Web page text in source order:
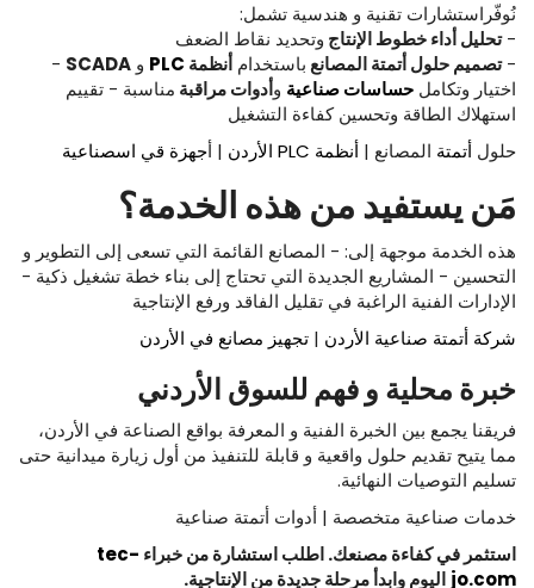
نُوفّراستشارات تقنية و هندسية تشمل:
-تحليلأداءخطوطالإنتاج وتحديد نقاط الضعف
-تصميمحلولأتمتةالمصانعباستخدام أنظمة PLC و SCADA
-
اختيار وتكامل حساساتصناعية وأدواتمراقبة مناسبة - تقييم
استهلاك الطاقة وتحسين كفاءة التشغيل
حلول أتمتة المصانع | أنظمة PLC الأردن | أجهزة قي اسصناعية
مَنيستفيدمنهذه الخدمة؟
هذه الخدمة موجهة إلى: - المصانع القائمة التي تسعى إلى التطوير و
التحسين - المشاريع الجديدة التي تحتاج إلى بناء خطة تشغيل ذكية -
الإدارات الفنية الراغبة في تقليل الفاقد ورفع الإنتاجية
شركة أتمتة صناعية الأردن | تجهيز مصانع في الأردن
خبرة محلية و فهم للسوق الأردني
فريقنا يجمع بين الخبرة الفنية و المعرفة بواقع الصناعة في الأردن،
مما يتيح تقديم حلول واقعية و قابلة للتنفيذ من أول زيارة ميدانية حتى
تسليم التوصيات النهائية.
خدمات صناعية متخصصة | أدوات أتمتة صناعية
استثمر فيكفاءةمصنعك.اطلباستشارةمنخبراء tec-
jo.com اليوموابدأمرحلةجديدةمنالإنتاجية.